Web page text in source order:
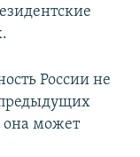
России не
может